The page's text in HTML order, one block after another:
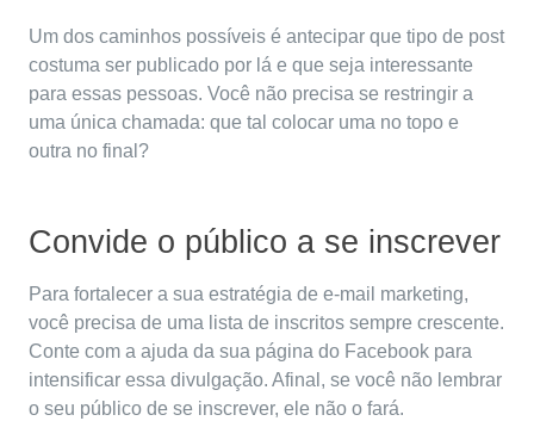
Um dos caminhos possíveis é antecipar que tipo de post
costuma ser publicado por lá e que seja interessante
para essas pessoas. Você não precisa se restringir a
uma única chamada: que tal colocar uma no topo e
outra no final?
Convide o público a se inscrever
Para fortalecer a sua estratégia de e-mail marketing,
você precisa de uma lista de inscritos sempre crescente.
Conte com a ajuda da sua página do Facebook para
intensificar essa divulgação. Afinal, se você não lembrar
o seu público de se inscrever, ele não o fará.